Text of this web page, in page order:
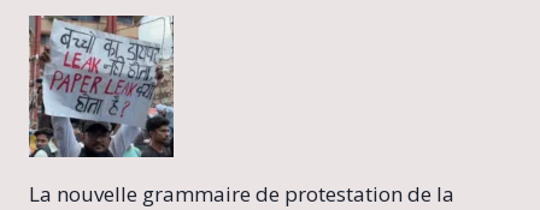
La nouvelle grammaire de protestation de la